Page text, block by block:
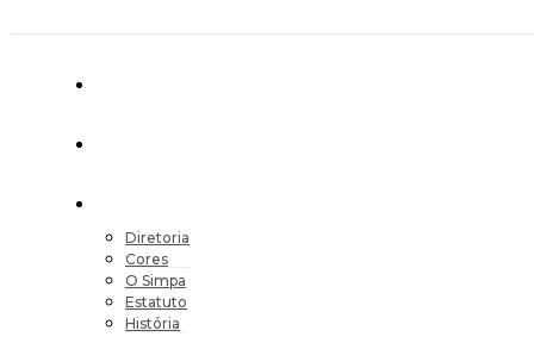
Diretoria
Cores
O Simpa
Estatuto
História